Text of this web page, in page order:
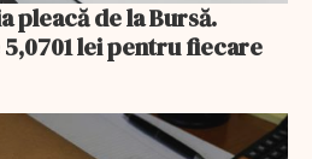
pleacă de la Bursă.
lei pentru fiecare